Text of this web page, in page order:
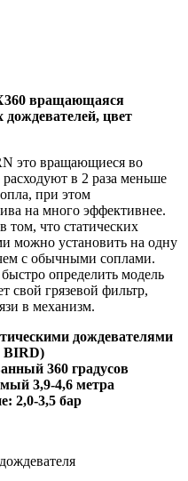
вращающаяся
дождевателей, цвет
это вращающиеся во
в 2 раза меньше
при этом
на много эффективнее.
что статических
можно установить на одну
с обычными соплами.
определить модель
свой грязевой фильтр,
в механизм.
дождевателями
BIRD)
360 градусов
3,9-4,6 метра
2,0-3,5 бар